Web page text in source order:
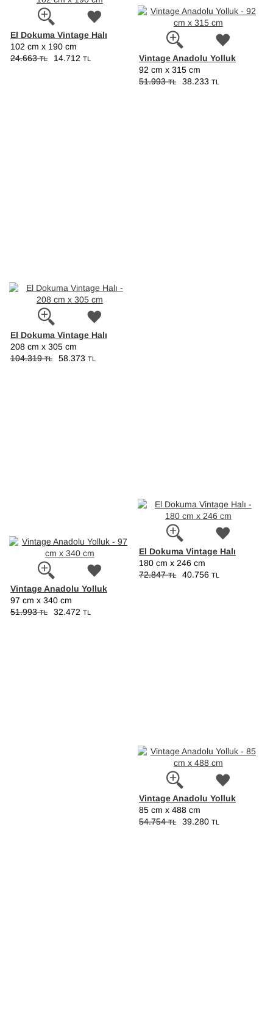
El Dokuma Vintage Halı
102 cm x 190 cm
24.663TL 14.712 TL Vintage Anadolu Yolluk
92 cm x 315 cm
51.993TL 38.233 TL
El Dokuma Vintage Halı
208 cm x 305 cm
104.319TL 58.373 TL
El Dokuma Vintage Halı
180 cm x 246 cm
72.847TL 40.756 TL
Vintage Anadolu Yolluk
97 cm x 340 cm
51.993TL 32.472 TL
Vintage Anadolu Yolluk
85 cm x 488 cm
54.754TL 39.280 TL